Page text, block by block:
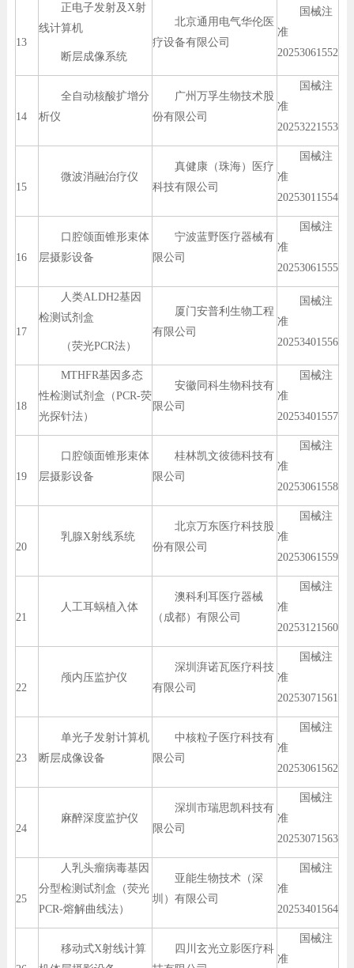
13
正电子发射及X射
线计算机
断层成像系统
北京通用电气华伦医
疗设备有限公司
国械注
准
20253061552
14
全自动核酸扩增分
析仪
广州万孚生物技术股
份有限公司
国械注
准
20253221553
15
微波消融治疗仪
真健康（珠海）医疗
科技有限公司
国械注
准
20253011554
16
口腔颌面锥形束体
层摄影设备
宁波蓝野医疗器械有
限公司
国械注
准
20253061555
17
人类ALDH2基因
检测试剂盒
（荧光PCR法）
厦门安普利生物工程
有限公司
国械注
准
20253401556
18
MTHFR基因多态
性检测试剂盒（PCR-荧
光探针法）
安徽同科生物科技有
限公司
国械注
准
20253401557
19
口腔颌面锥形束体
层摄影设备
桂林凯文彼德科技有
限公司
国械注
准
20253061558
20
乳腺X射线系统
北京万东医疗科技股
份有限公司
国械注
准
20253061559
21
人工耳蜗植入体
澳科利耳医疗器械
（成都）有限公司
国械注
准
20253121560
22
颅内压监护仪
深圳湃诺瓦医疗科技
有限公司
国械注
准
20253071561
23
单光子发射计算机
断层成像设备
中核粒子医疗科技有
限公司
国械注
准
20253061562
24
麻醉深度监护仪
深圳市瑞思凯科技有
限公司
国械注
准
20253071563
25
人乳头瘤病毒基因
分型检测试剂盒（荧光
PCR-熔解曲线法）
亚能生物技术（深
圳）有限公司
国械注
准
20253401564
移动式X射线计算
四川玄光立影医疗科
国械注
准